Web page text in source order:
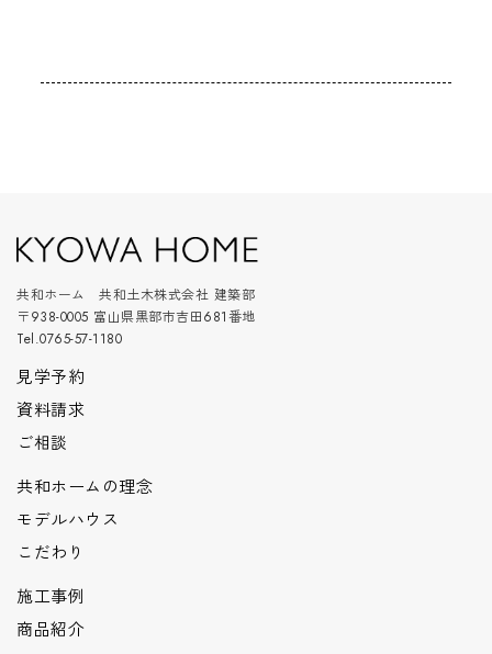
共和ホーム 共和土木株式会社 建築部
〒938-0005 富山県黒部市吉田681番地
Tel.0765-57-1180
見学予約
資料請求
ご相談
共和ホームの理念
モデルハウス
こだわり
施工事例
商品紹介